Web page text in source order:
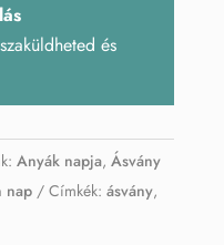
és
Anyák napja, Ásvány
nap Címkék: ásvány,